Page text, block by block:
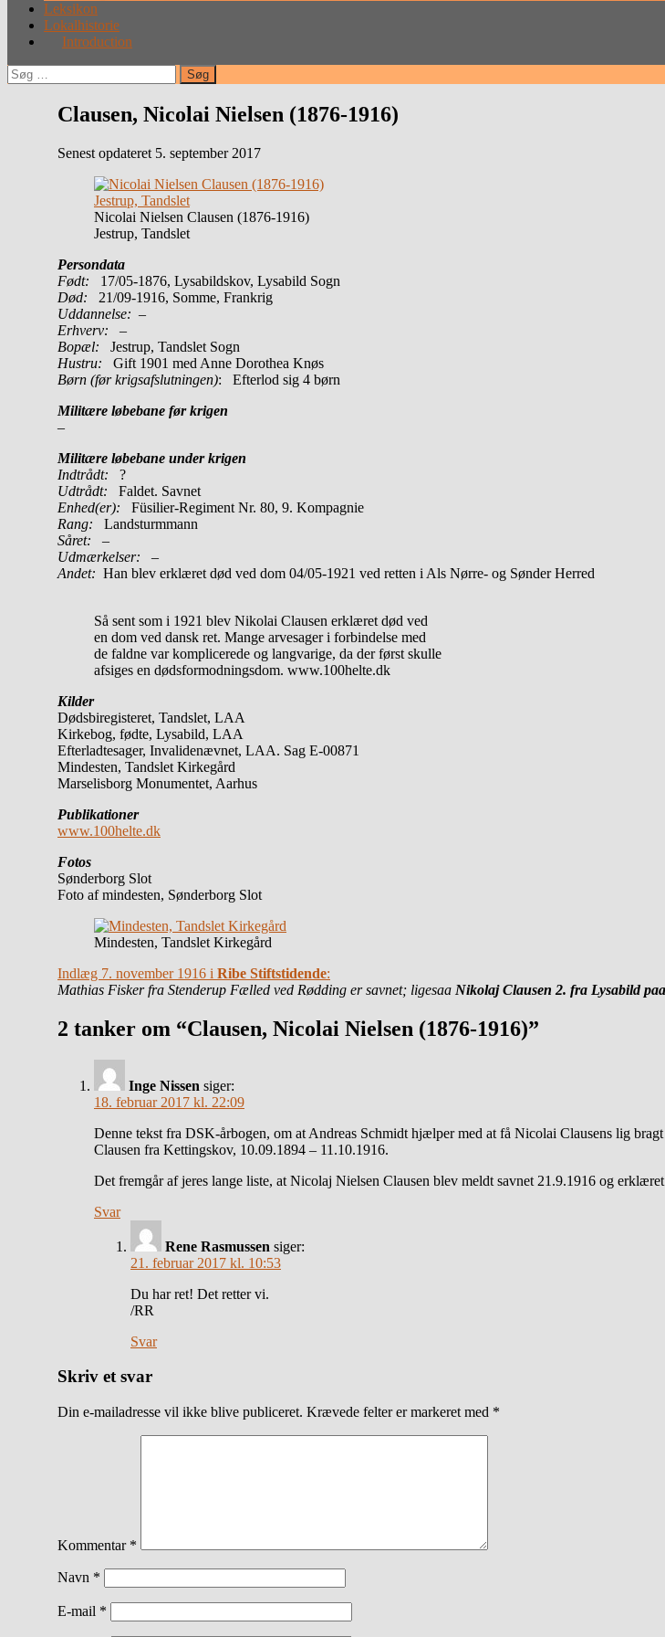
Leksikon
Lokalhistorie
Introduction
Søg
efter:
Clausen, Nicolai Nielsen (1876-1916)
Senest opdateret 5. september 2017
Nicolai Nielsen Clausen (1876-1916)
Jestrup, Tandslet
Persondata
Født: 17/05-1876, Lysabildskov, Lysabild Sogn
Død: 21/09-1916, Somme, Frankrig
Uddannelse: –
Erhverv: –
Bopæl: Jestrup, Tandslet Sogn
Hustru: Gift 1901 med Anne Dorothea Knøs
Børn (før krigsafslutningen): Efterlod sig 4 børn
Militære løbebane før krigen
–
Militære løbebane under krigen
Indtrådt: ?
Udtrådt: Faldet. Savnet
Enhed(er):
Füsilier-Regiment Nr. 80, 9. Kompagnie
Rang:
Landsturmmann
Såret: –
Udmærkelser: –
Andet: Han blev erklæret død ved dom 04/05-1921 ved retten i Als Nørre- og Sønder Herred
Så sent som i 1921 blev Nikolai Clausen erklæret død ved
en dom ved dansk ret. Mange arvesager i forbindelse med
de faldne var komplicerede og langvarige, da der først skulle
afsiges en dødsformodningsdom. www.100helte.dk
Kilder
Dødsbiregisteret, Tandslet, LAA
Kirkebog, fødte, Lysabild, LAA
Efterladtesager, Invalidenævnet, LAA. Sag E-00871
Mindesten, Tandslet Kirkegård
Marselisborg Monumentet, Aarhus
Publikationer
www.100helte.dk
Fotos
Sønderborg Slot
Foto af mindesten, Sønderborg Slot
Mindesten, Tandslet Kirkegård
Indlæg 7. november 1916 i Ribe Stiftstidende:
Mathias Fisker fra Stenderup Fælled ved Rødding er savnet; ligesaa Nikolaj Clausen 2. fra Lysabild
2 tanker om “Clausen, Nicolai Nielsen (1876-1916)”
Inge Nissen siger:
18. februar 2017 kl. 22:09
Denne tekst fra DSK-årbogen, om at Andreas Schmidt hjælper med at få Nicolai Clausens lig
Clausen fra Kettingskov, 10.09.1894 – 11.10.1916.
Det fremgår af jeres lange liste, at Nicolaj Nielsen Clausen blev meldt savnet 21.9.1916 og
Svar
Rene Rasmussen siger:
21. februar 2017 kl. 10:53
Du har ret! Det retter vi.
/RR
Svar
Skriv et svar
Din e-mailadresse vil ikke blive publiceret. Krævede felter er markeret med *
Kommentar *
Navn *
E-mail *